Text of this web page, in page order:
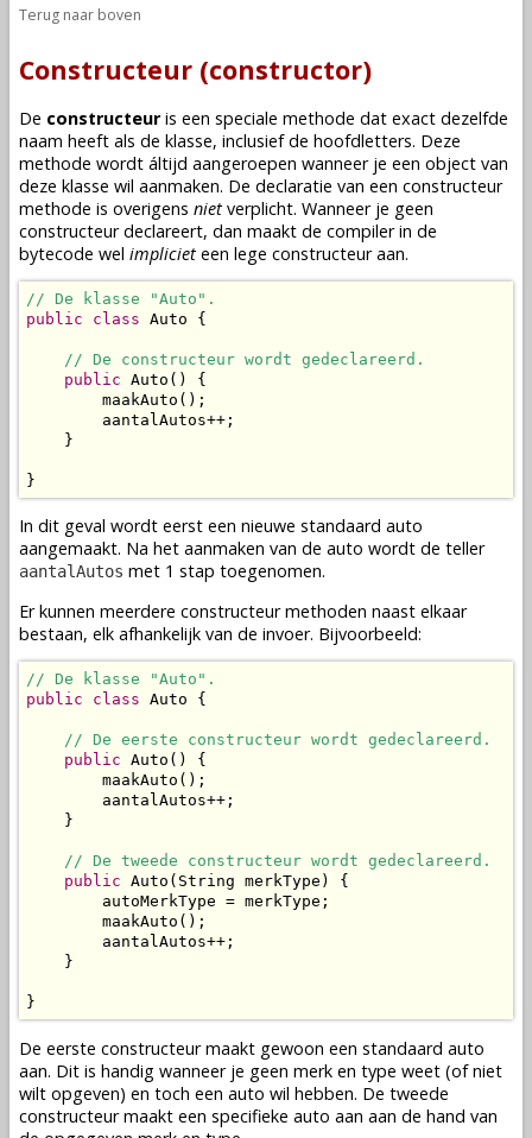
Terug naar boven
Constructeur (constructor)
De constructeuris een speciale methode dat exact dezelfde
naam heeft als de klasse, inclusief de hoofdletters. Deze
methode wordt áltijd aangeroepen wanneer je een object van
deze klasse wil aanmaken. De declaratie van een constructeur
methode is overigens niet verplicht. Wanneer je geen
constructeurdeclareert, dan maakt de compiler in de
bytecode wel impliciet een lege constructeur aan.
// De klasse "Auto".
public
class Auto {
// De constructeur wordt gedeclareerd.
public Auto() {
        maakAuto();
        aantalAutos++;
    }
}
In dit geval wordt eerst een nieuwe standaard auto
aangemaakt. Na het aanmaken van de auto wordt de teller
aantalAutos met 1 stap toegenomen.
Er kunnen meerdere constructeurmethoden naast elkaar
bestaan, elk afhankelijk van de invoer. Bijvoorbeeld:
// De klasse "Auto".
public
class Auto {
// De eerste constructeur wordt gedeclareerd.
public Auto() {
        maakAuto();
        aantalAutos++;
    }
// De tweede constructeur wordt gedeclareerd.
public Auto(String merkType) {
        autoMerkType = merkType;
        maakAuto();
        aantalAutos++;
    }
}
De eerste constructeur maakt gewoon een standaard auto
aan. Dit is handig wanneer je geen merk en type weet (of niet
wilt opgeven) en toch een auto wil hebben. De tweede
constructeur maakt een specifieke auto aan aan de hand van